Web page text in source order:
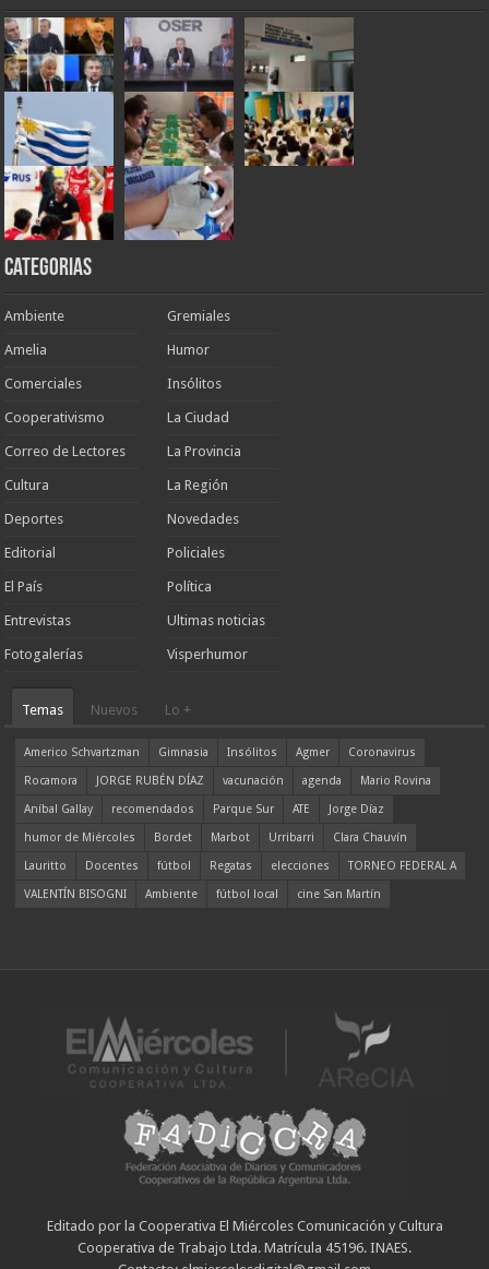
Categorias
Ambiente
Amelia
Comerciales
Cooperativismo
Correo de Lectores
Cultura
Deportes
Editorial
El País
Entrevistas
Fotogalerías
Gremiales
Humor
Insólitos
La Ciudad
La Provincia
La Región
Novedades
Policiales
Política
Ultimas noticias
Visperhumor
Temas Nuevos Lo +
Americo Schvartzman Gimnasia Insólitos Agmer
Coronavirus
Rocamora
JORGE RUBÉN DÍAZ vacunación agenda
Mario Rovina
Aníbal Gallay
recomendados Parque Sur ATE
Jorge Díaz
humor de Miércoles
Bordet Marbot Urribarri
Clara Chauvín
Lauritto
Docentes fútbol Regatas elecciones
TORNEO FEDERAL A
VALENTÍN BISOGNI
Ambiente fútbol local cine San Martín
Editado por la Cooperativa El Miércoles Comunicación y Cultura
Cooperativa de Trabajo Ltda. Matrícula 45196. INAES.